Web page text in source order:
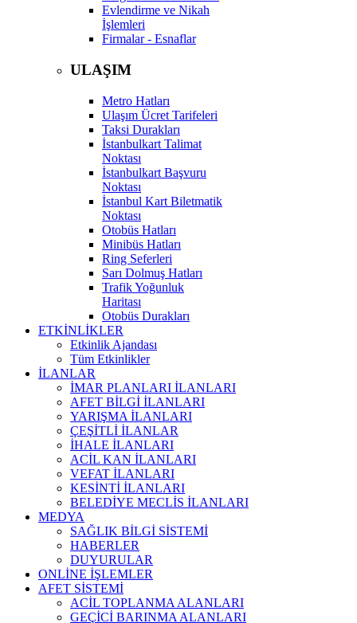
Evlendirme ve Nikah
İşlemleri
Firmalar - Esnaflar
ULAŞIM
Metro Hatları
Ulaşım Ücret Tarifeleri
Taksi Durakları
İstanbulkart Talimat
Noktası
İstanbulkart Başvuru
Noktası
İstanbul Kart Biletmatik
Noktası
Otobüs Hatları
Minibüs Hatları
Ring Seferleri
Sarı Dolmuş Hatları
Trafik Yoğunluk
Haritası
Otobüs Durakları
ETKİNLİKLER
Etkinlik Ajandası
Tüm Etkinlikler
İLANLAR
İMAR PLANLARI İLANLARI
AFET BİLGİ İLANLARI
YARIŞMA İLANLARI
ÇEŞİTLİ İLANLAR
İHALE İLANLARI
ACİL KAN İLANLARI
VEFAT İLANLARI
KESİNTİ İLANLARI
BELEDİYE MECLİS İLANLARI
MEDYA
SAĞLIK BİLGİ SİSTEMİ
HABERLER
DUYURULAR
ONLİNE İŞLEMLER
AFET SİSTEMİ
ACİL TOPLANMA ALANLARI
GEÇİCİ BARINMA ALANLARI